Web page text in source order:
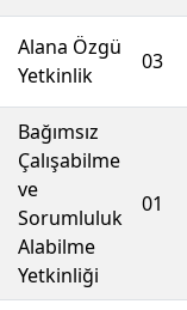
Alana Özgü
Yetkinlik
03
Bağımsız
Çalışabilme
ve
Sorumluluk
Alabilme
Yetkinliği
01